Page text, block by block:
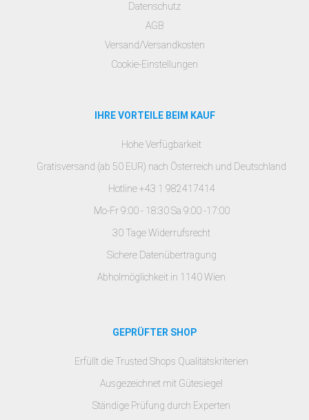
Datenschutz
AGB
Versand/Versandkosten
Cookie-Einstellungen
IHRE VORTEILE BEIM KAUF
Hohe Verfügbarkeit
Gratisversand (ab 50 EUR) nach Österreich und Deutschland
Hotline +43 1 982417414
Mo-Fr 9:00 - 18:30 Sa 9:00 -17:00
30 Tage Widerrufsrecht
Sichere Datenübertragung
Abholmöglichkeit in 1140 Wien
GEPRÜFTER SHOP
Erfüllt die Trusted Shops Qualitätskriterien
Ausgezeichnet mit Gütesiegel
Ständige Prüfung durch Experten